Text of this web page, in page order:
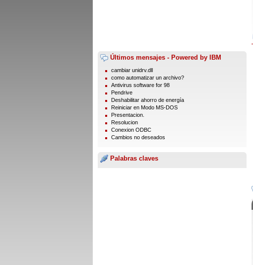
Últimos mensajes - Powered by IBM
cambiar unidrv.dll
como automatizar un archivo?
Antivirus software for 98
Pendrive
Deshabilitar ahorro de energía
Reiniciar en Modo MS-DOS
Presentacion.
Resolucion
Conexion ODBC
Cambios no deseados
Palabras claves